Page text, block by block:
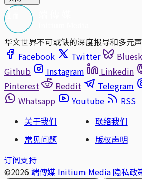
华文世界不可或缺的深度报导和多元
Facebook
Twitter
Github
Instagram Linkedin
Pinterest
Reddit Telegram
Whatsapp
Youtube
RSS
关于我们
联络我们
常见问题
版权声明
订阅支持
©2026 端傳媒 Initium Media 隐私政